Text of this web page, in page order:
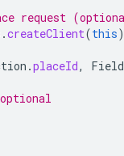
request
.createClient(this)
.placeId, Field